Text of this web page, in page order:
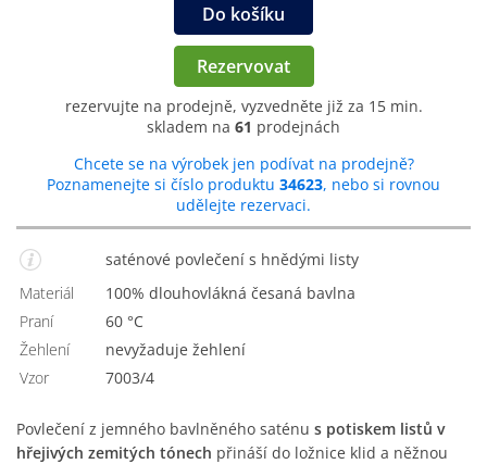
Do košíku
Rezervovat
rezervujte na prodejně, vyzvedněte již za 15 min.
skladem na 61 prodejnách
Chcete se na výrobek jen podívat na prodejně?
Poznamenejte si číslo produktu 34623, nebo si rovnou
udělejte rezervaci.
saténové povlečení s hnědými listy
Materiál
100% dlouhovlákná česaná bavlna
Praní
60 °C
Žehlení
nevyžaduje žehlení
Vzor
7003/4
Povlečení z jemného bavlněného saténu s potiskem listů v
hřejivých zemitých tónech přináší do ložnice klid a něžnou